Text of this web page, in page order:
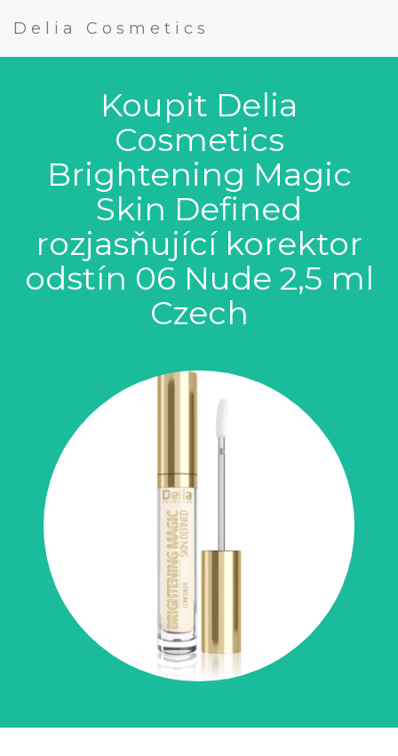
Delia Cosmetics
Koupit Delia
Cosmetics
Brightening Magic
Skin Defined
rozjasňující korektor
odstín 06 Nude 2,5 ml
Czech